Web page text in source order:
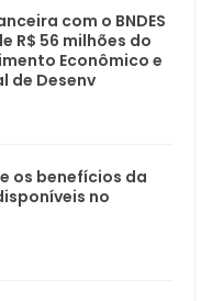
com o BNDES
R$ 56 milhões do
Econômico e
de Desenv
os benefícios da
no